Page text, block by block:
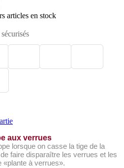
articles en stock
aux verrues
lorsque on casse la tige de la
faire disparaître les verrues et les
à verrues».